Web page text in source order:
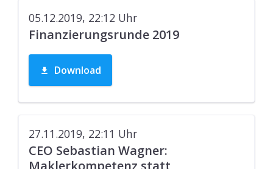
05.12.2019, 22:12 Uhr
Finanzierungsrunde 2019
Download
27.11.2019, 22:11 Uhr
CEO Sebastian Wagner:
Maklerkompetenz statt